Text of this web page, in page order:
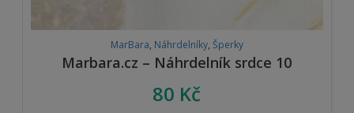
MarBara, Náhrdelníky, Šperky
Marbara.cz – Náhrdelník srdce 10
80 Kč